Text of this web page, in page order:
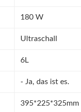
180 W
Ultraschall
6L
- Ja, das ist es.
395*225*325mm